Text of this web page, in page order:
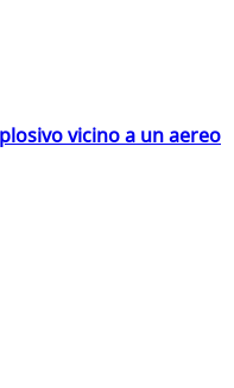
vicino a un aereo